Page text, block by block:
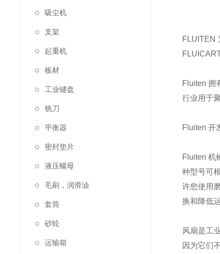
吸尘机
支架
起重机
板材
工业键盘
铣刀
平衡器
密封垫片
液压螺母
毛刷，润滑油
套筒
砂轮
运输箱
FLUITEN
Fluiten 拥
行业用于
Fluiten 开
Fluiten 机
种型号可
许您使用
换和降低
风扇是工
因为它们